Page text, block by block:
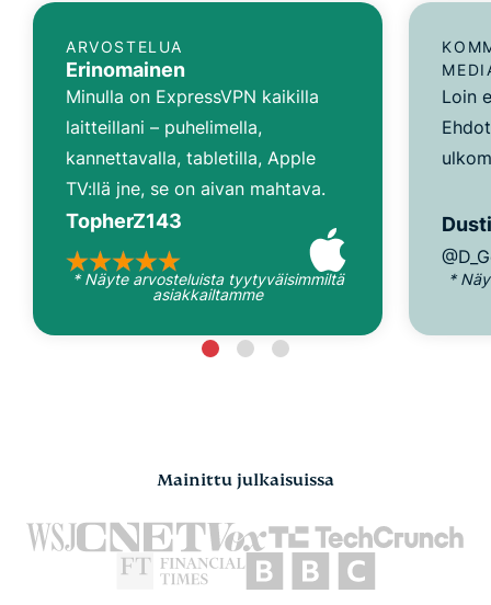
ARVOSTELUA
Erinomainen
Minulla on ExpressVPN kaikilla
laitteillani – puhelimella,
kannettavalla, tabletilla, Apple
TV:llä jne, se on aivan mahtava.
TopherZ143
* Näyte arvosteluista tyytyväisimmiltä
asiakkailtamme
Loin
*
Mainittu julkaisuissa